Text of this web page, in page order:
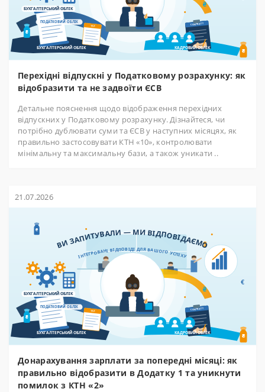
Перехідні відпускні у Податковому розрахунку: як
відобразити та не задвоїти ЄСВ
Детальне пояснення щодо відображення перехідних
відпускних у Податковому розрахунку. Дізнайтеся, чи
потрібно дублювати суми та ЄСВ у наступних місяцях, як
правильно застосовувати КТН «10», контролювати
мінімальну та максимальну бази, а також уникати ..
21.07.2026
Донарахування зарплати за попередні місяці: як
правильно відобразити в Додатку 1 та уникнути
помилок з КТН «2»